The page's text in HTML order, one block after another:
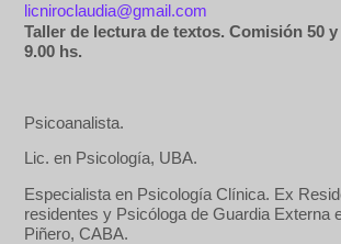
licniroclaudia@gmail.com
Taller de lectura de textos. Comisión 50
9.00 hs.
Psicoanalista.
Lic. en Psicología, UBA.
Especialista en Psicología Clínica. Ex
residentes y Psicóloga de Guardia Externa
Piñero, CABA.